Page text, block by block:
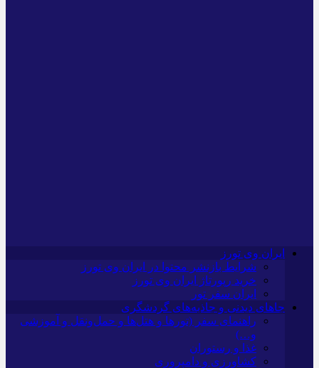
ایران وی تورز
شرایط بازنشر محتوا در ایران وی تورز
خرید رپورتاژ ایران وی تورز
ایران سفر تور
جاهای دیدنی و جاذبه‌های گردشگری
راهنمای سفر (تورها و هتل‌ها و حمل‌و‌نقل و آموزشی
و…)
غذا و رستوران
کشاورزی و دامپروری